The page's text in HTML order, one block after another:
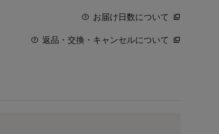
お届け日数について
返品・交換・キャンセルについて